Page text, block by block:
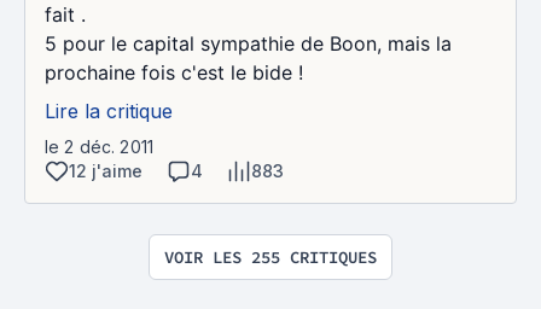
fait .
5 pour le capital sympathie de Boon, mais la
prochaine fois c'est le bide !
Lire la critique
le 2 déc. 2011
12 j'aime
4 883
VOIR LES 255 CRITIQUES